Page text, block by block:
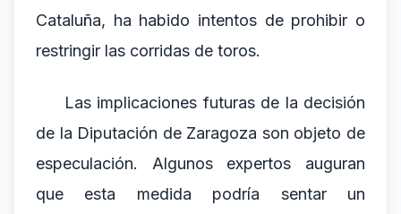
Cataluña, ha habido intentos de prohibir o
restringir las corridas de toros.
Las implicaciones futuras de la decisión
de la Diputación de Zaragoza son objeto de
especulación. Algunos expertos auguran
que esta medida podría sentar un